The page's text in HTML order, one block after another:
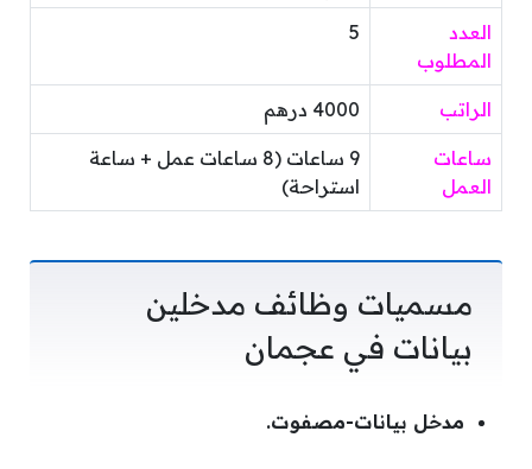
العدد
المطلوب
5
الراتب 4000 درهم
ساعات
العمل
9 ساعات (8 ساعات عمل + ساعة
استراحة)
مسميات وظائف مدخلين
بيانات في عجمان
مدخل بيانات-مصفوت.